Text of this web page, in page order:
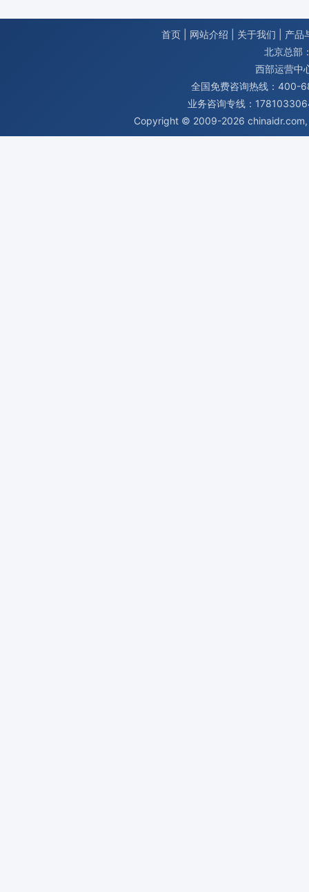
首页 网站介绍 关于我们
产品
北京总部
西部运营中
全国免费咨询热线：400-
业务咨询专线：
Copyright © 2009-2026 chinaidr.com